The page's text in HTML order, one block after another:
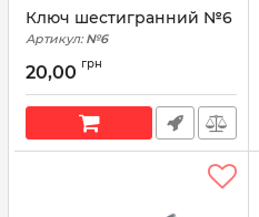
Ключ шестигранний №6
Артикул: №6
20,00 грн